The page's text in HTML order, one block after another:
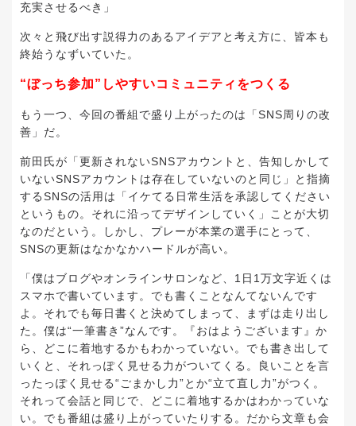
充実させるべき」
次々と飛び出す説得力のあるアイデアと考え方に、皆本も
終始うなずいていた。
“ぼっち参加” しやすいコミュニティをつくる
もう一つ、今回の番組で盛り上がったのは「SNS周りの改
善」だ。
前田氏が「更新されないSNSアカウントと、告知しかして
いないSNSアカウントは存在していないのと同じ」と指摘
するSNSの活用は「イケてる日常生活を承認してください
というもの。それに沿ってデザインしていく」ことが大切
なのだという。しかし、プレーが本業の選手にとって、
SNSの更新はなかなかハードルが高い。
「僕はブログやオンラインサロンなど、1日1万文字近くは
スマホで書いています。でも書くことなんてないんです
よ。それでも毎日書くと決めてしまって、まずは走り出し
た。僕は“一筆書き”なんです。『おはようございます』か
ら、どこに着地するかもわかっていない。でも書き出して
いくと、それっぽく見せる力がついてくる。良いことを言
ったっぽく見せる“ごまかし力”とか“立て直し力”がつく。
それって会話と同じで、どこに着地するかはわかっていな
い。でも番組は盛り上がっていたりする。だから文章も会